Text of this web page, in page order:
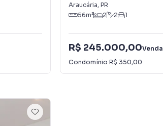
Araucária, PR
56m² 2 2 1
R$ 245.000,00Venda
Condomínio R$ 350,00